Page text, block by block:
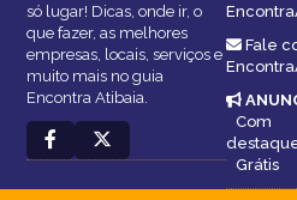
só lugar! Dicas, onde ir, o
que fazer, as melhores
empresas, locais, serviços e
muito mais no guia
Encontra Atibaia.
Fale
Com
Grátis